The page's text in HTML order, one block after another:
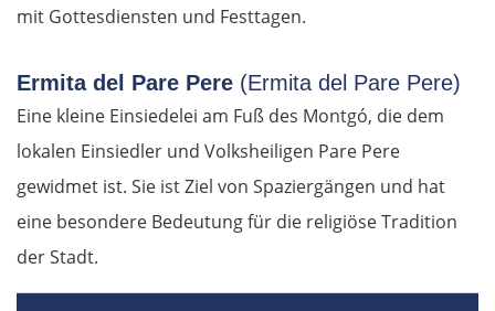
mit Gottesdiensten und Festtagen.
Ermita del Pare Pere (Ermita del Pare Pere)
Eine kleine Einsiedelei am Fuß des Montgó, die dem
lokalen Einsiedler und Volksheiligen Pare Pere
gewidmet ist. Sie ist Ziel von Spaziergängen und hat
eine besondere Bedeutung für die religiöse Tradition
der Stadt.
Litauen
Panevėžys
Vilnius
Alytus